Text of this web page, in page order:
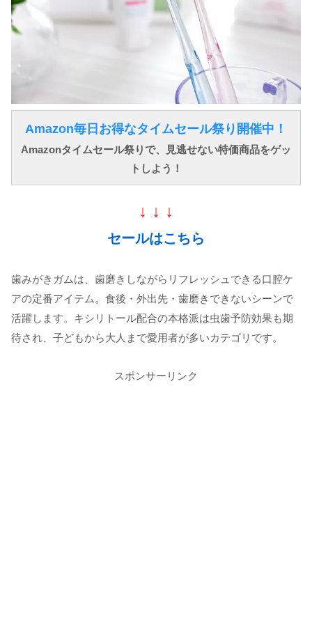
Amazon毎日お得なタイムセール祭り開催中！
Amazonタイムセール祭りで、見逃せない特価商品をゲッ
トしよう！
↓ ↓ ↓
セールはこちら
歯みがきガムは、歯磨きしながらリフレッシュできる口腔ケ
アの定番アイテム。食後・外出先・歯磨きできないシーンで
活躍します。キシリトール配合の本格派は虫歯予防効果も期
待され、子どもから大人まで愛用者が多いカテゴリです。
スポンサーリンク